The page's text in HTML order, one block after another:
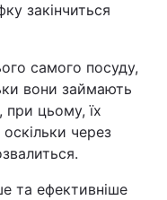
закінчиться
самого посуду,
вони займають
при цьому, їх
через
та ефективніше